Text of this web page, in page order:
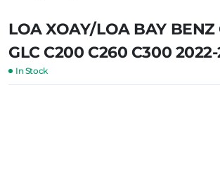
LOA XOAY/LOA BAY BENZ
GLC C200 C260 C300
In Stock